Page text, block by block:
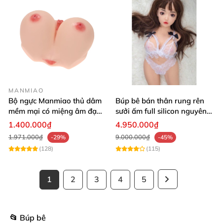
MANMIAO
Bộ ngực Manmiao thủ dâm
mềm mại có miệng âm đạo
thật
1.400.000₫
1.971.000₫
-29%
(128)
Búp bê bán thân rung rên
sưởi ấm full silicon nguyên
khối
4.950.000₫
9.000.000₫
-45%
(115)
1 2 3 4 5
📂 Búp bê